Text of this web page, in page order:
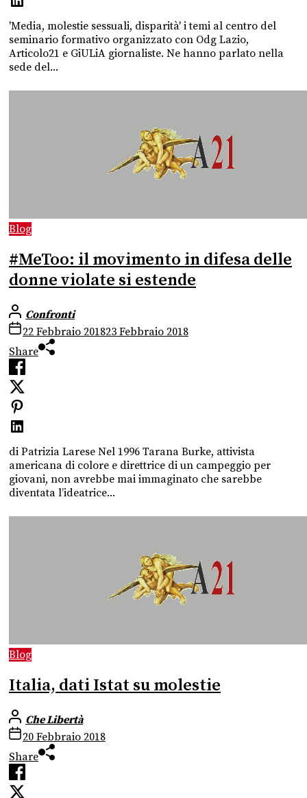
'Media, molestie sessuali, disparità' i temi al centro del
seminario formativo organizzato con Odg Lazio,
Articolo21 e GiULiA giornaliste. Ne hanno parlato nella
sede del...
Blog
#MeToo: il movimento in difesa delle
donne violate si estende
Confronti
22 Febbraio 201823 Febbraio 2018
Share
di Patrizia Larese Nel 1996 Tarana Burke, attivista
americana di colore e direttrice di un campeggio per
giovani, non avrebbe mai immaginato che sarebbe
diventata l’ideatrice...
Blog
Italia, dati Istat su molestie
Che Libertà
20 Febbraio 2018
Share